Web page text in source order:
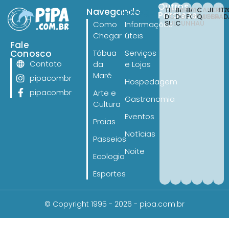
Fale
Conosco
Contato
pipacombr
pipacombr
Navegando
Como
Chegar
Tábua
da
Maré
Arte e
Cultura
Praias
Passeios
Ecologia
Esportes
Navegando
Informações
úteis
Serviços
e Lojas
Hospedagem
Gastronomia
Eventos
Notícias
Noite
Outros
Paraísos
TIBAU
DO
SUL
BARRA
DO
CUNHAÚ
BAIA
FORMOSA
CANOA
© Copyright 1995 - 2026 - pipa.com.br